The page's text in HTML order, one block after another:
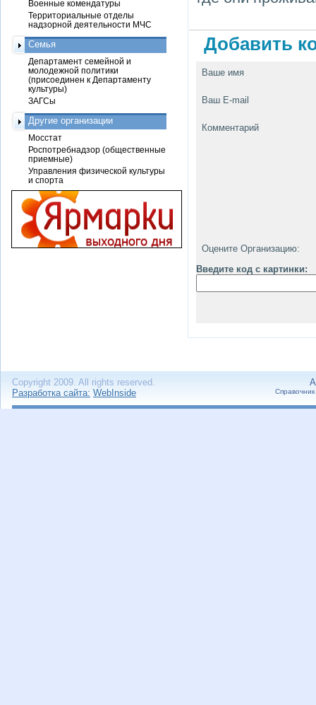
Добавить
Ваше имя
Ваш E-mail
Комментарий
Оцените Организацию:
Введите код с картинки:
Военные комендатуры
Территориальные отделы
надзорной деятельности МЧС
Семья
Департамент семейной и
молодежной политики
(присоединен к Департаменту
культуры)
ЗАГСы
Другие организации
Мосстат
Роспотребнадзор (общественные
приемные)
Управления физической культуры
и спорта
Copyright 2009. All rights reserved.
Разработка сайта: WebInside